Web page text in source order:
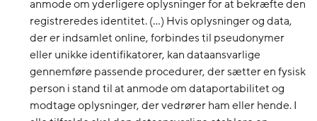
anmode om yderligere oplysninger for at bekræfte den
registreredes identitet. (…) Hvis oplysninger og data,
der er indsamlet online, forbindes til pseudonymer
eller unikke identifikatorer, kan dataansvarlige
gennemføre passende procedurer, der sætter en fysisk
person i stand til at anmode om dataportabilitet og
modtage oplysninger, der vedrører ham eller hende. I